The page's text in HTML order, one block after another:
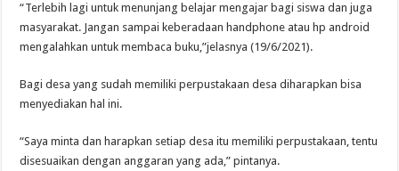
“Terlebih lagi untuk menunjang belajar mengajar bagi siswa dan juga
masyarakat. Jangan sampai keberadaan handphone atau hp android
mengalahkan untuk membaca buku,”jelasnya (19/6/2021).
Bagi desa yang sudah memiliki perpustakaan desa diharapkan bisa
menyediakan hal ini.
“Saya minta dan harapkan setiap desa itu memiliki perpustakaan, tentu
disesuaikan dengan anggaran yang ada,” pintanya.